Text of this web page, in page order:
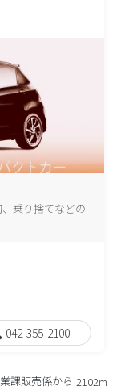
乗り捨てなどの
042-355-2100
課販売係から 2102m